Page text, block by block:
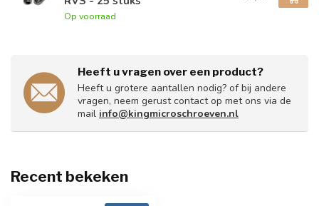
Op voorraad
Heeft u vragen over een product?
Heeft u grotere aantallen nodig? of bij andere
vragen, neem gerust contact op met ons via de
mail info@kingmicroschroeven.nl
Recent bekeken